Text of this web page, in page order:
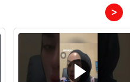
>